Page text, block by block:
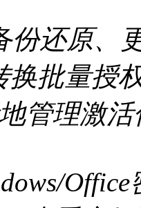
还原、
换批量授
管理激